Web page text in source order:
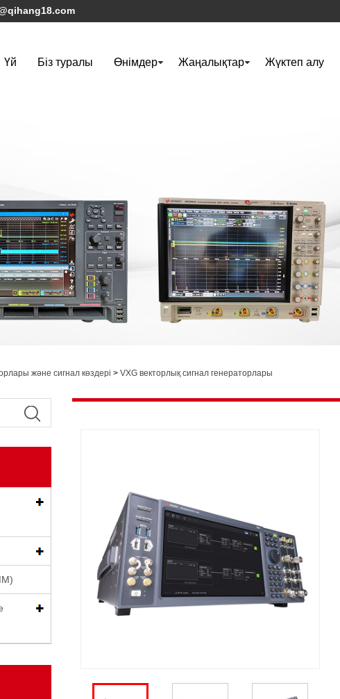
Үй Біз туралы Өнімдер Жаңалықтар Жүктеп алу
және сигнал көздері > VXG векторлық сигнал генераторлары